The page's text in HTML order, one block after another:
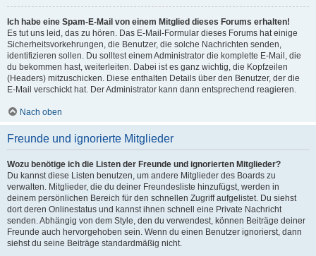
Ich habe eine Spam-E-Mail von einem Mitglied dieses Forums erhalten!
Es tut uns leid, das zu hören. Das E-Mail-Formular dieses Forums hat einige
Sicherheitsvorkehrungen, die Benutzer, die solche Nachrichten senden,
identifizieren sollen. Du solltest einem Administrator die komplette E-Mail, die
du bekommen hast, weiterleiten. Dabei ist es ganz wichtig, die Kopfzeilen
(Headers) mitzuschicken. Diese enthalten Details über den Benutzer, der die
E-Mail verschickt hat. Der Administrator kann dann entsprechend reagieren.
Nach oben
Freunde und ignorierte Mitglieder
Wozu benötige ich die Listen der Freunde und ignorierten Mitglieder?
Du kannst diese Listen benutzen, um andere Mitglieder des Boards zu
verwalten. Mitglieder, die du deiner Freundesliste hinzufügst, werden in
deinem persönlichen Bereich für den schnellen Zugriff aufgelistet. Du siehst
dort deren Onlinestatus und kannst ihnen schnell eine Private Nachricht
senden. Abhängig von dem Style, den du verwendest, können Beiträge deiner
Freunde auch hervorgehoben sein. Wenn du einen Benutzer ignorierst, dann
siehst du seine Beiträge standardmäßig nicht.